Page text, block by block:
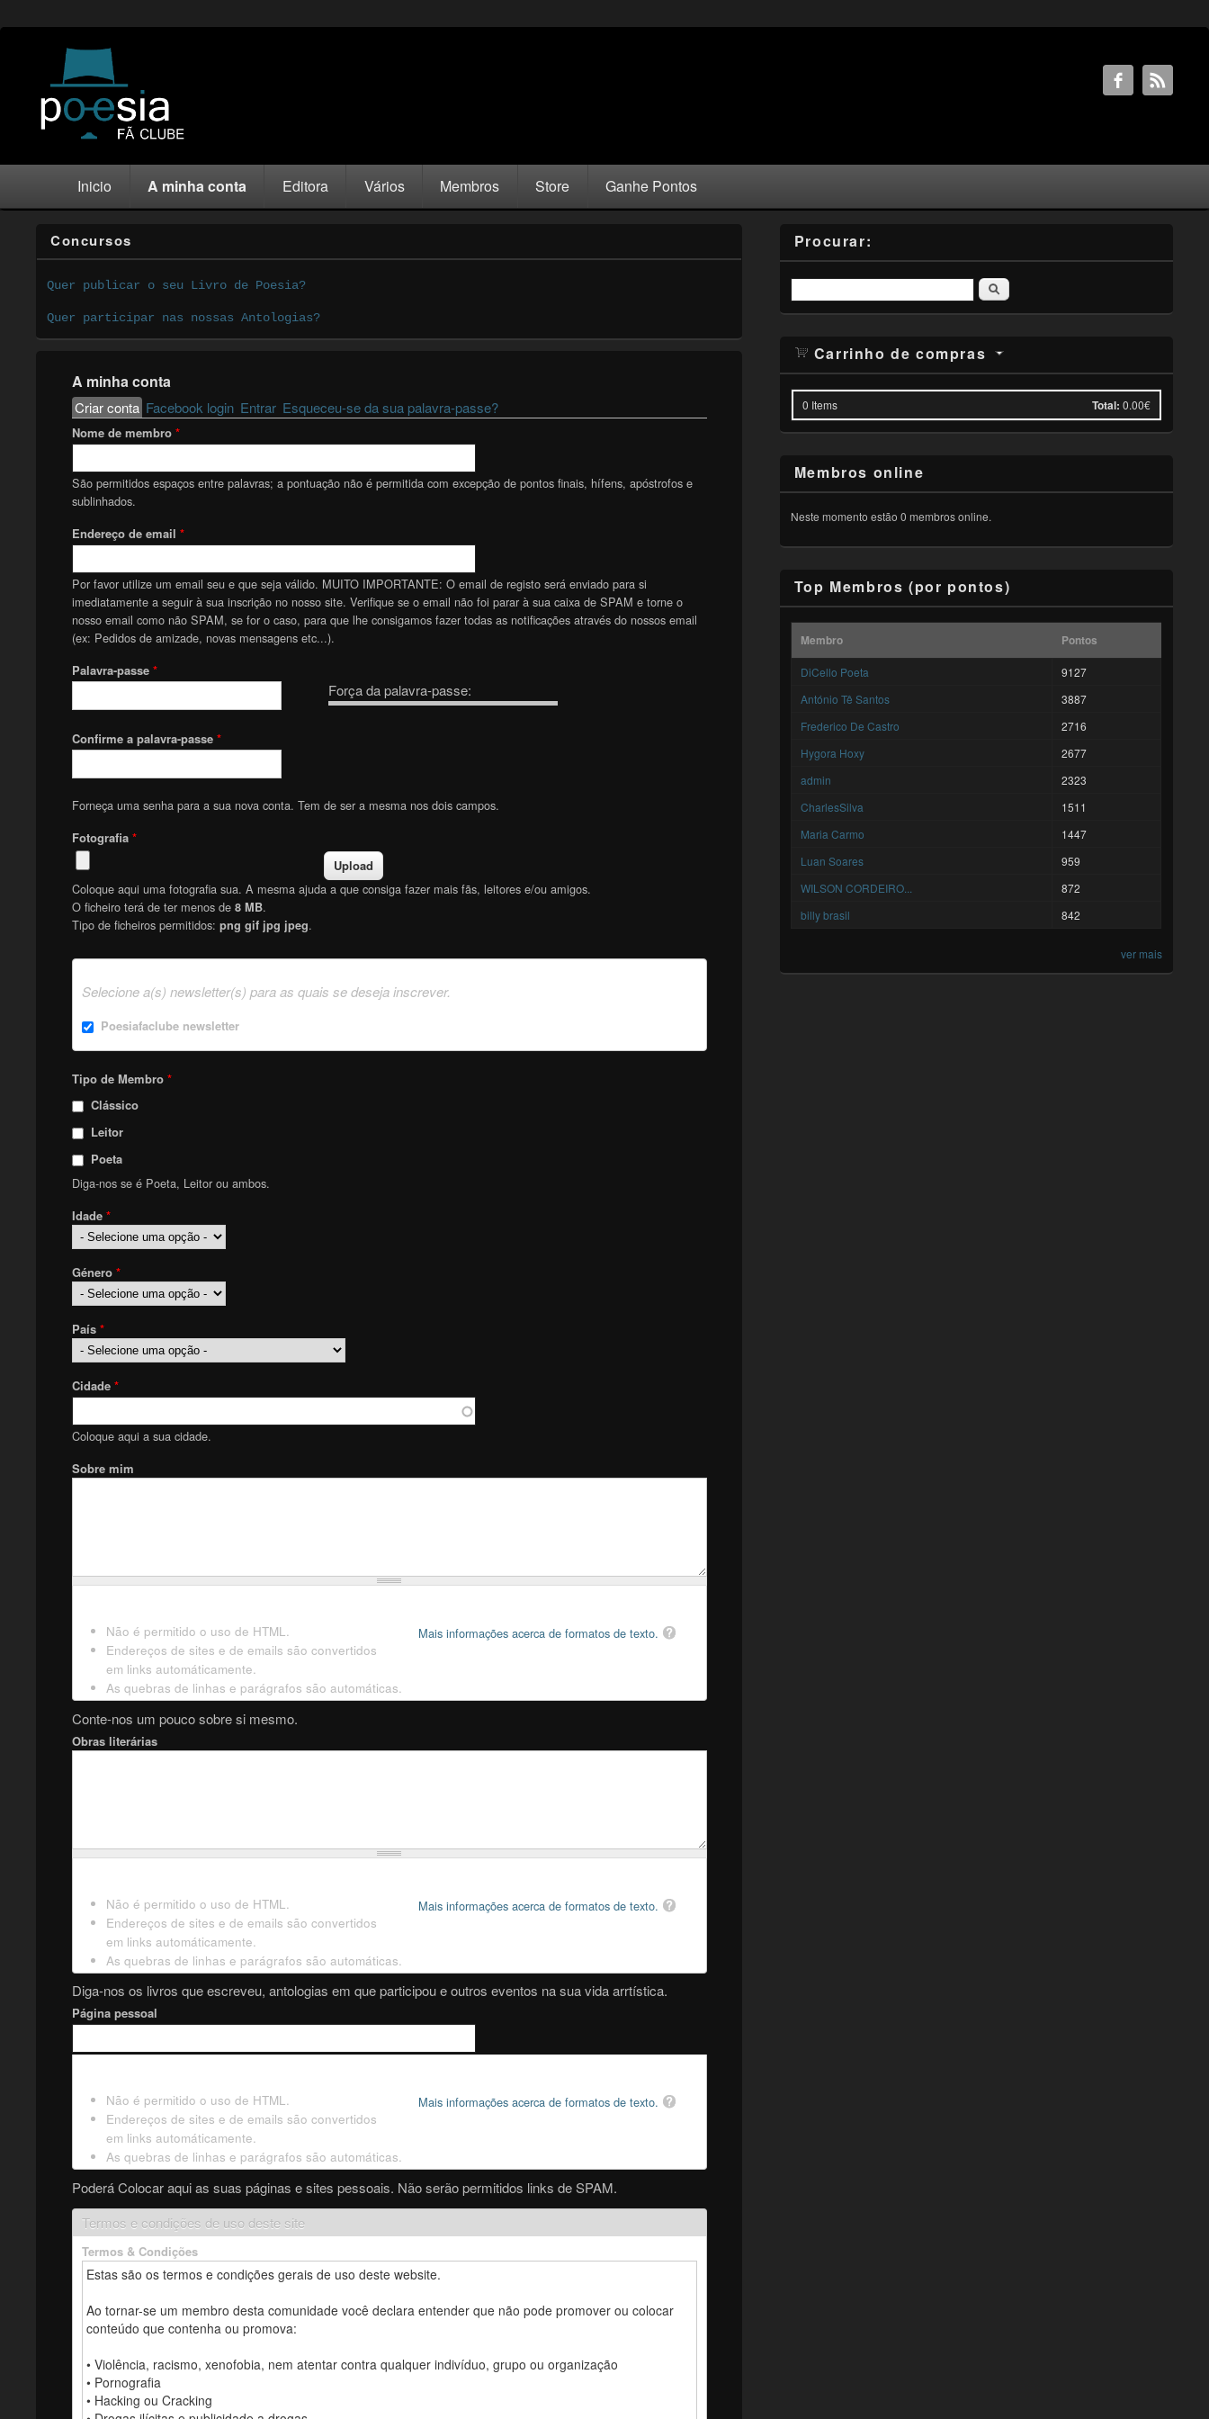
Inicio A minha conta Editora Vários Membros Store Ganhe Pontos
Concursos
Quer publicar o seu Livro de Poesia?
Quer participar nas nossas Antologias?
A minha conta
Primary tabs
Criar conta(active tab)
Facebook login Entrar Esqueceu-se da sua palavra-passe?
Nome de membro *
São permitidos espaços entre palavras; a pontuação não é permitida com excepção de pontos finais, hífens, apóstrofos e
sublinhados.
Endereço de email *
Por favor utilize um email seu e que seja válido. MUITO IMPORTANTE: O email de registo será enviado para si
imediatamente a seguir à sua inscrição no nosso site. Verifique se o email não foi parar à sua caixa de SPAM e torne o
nosso email como não SPAM, se for o caso, para que lhe consigamos fazer todas as notificações através do nossos email
(ex: Pedidos de amizade, novas mensagens etc...).
Força da palavra-passe:
Palavra-passe *
Confirme a palavra-passe *
Forneça uma senha para a sua nova conta. Tem de ser a mesma nos dois campos.
Fotografia *
Coloque aqui uma fotografia sua. A mesma ajuda a que consiga fazer mais fãs, leitores e/ou amigos.
O ficheiro terá de ter menos de 8 MB.
Tipo de ficheiros permitidos: png gif jpg jpeg.
Selecione a(s) newsletter(s) para as quais se deseja inscrever.
Poesiafaclube newsletter
Tipo de Membro *
Clássico
Leitor
Poeta
Diga-nos se é Poeta, Leitor ou ambos.
Idade *
Género *
País *
Cidade *
Coloque aqui a sua cidade.
Sobre mim
Mais informações acerca de formatos de texto.
Não é permitido o uso de HTML.
Endereços de sites e de emails são convertidos
em links automáticamente.
As quebras de linhas e parágrafos são automáticas.
Conte-nos um pouco sobre si mesmo.
Obras literárias
Mais informações acerca de formatos de texto.
Não é permitido o uso de HTML.
Endereços de sites e de emails são convertidos
em links automáticamente.
As quebras de linhas e parágrafos são automáticas.
Diga-nos os livros que escreveu, antologias em que participou e outros eventos na sua vida arrtística.
Página pessoal
Mais informações acerca de formatos de texto.
Não é permitido o uso de HTML.
Endereços de sites e de emails são convertidos
em links automáticamente.
As quebras de linhas e parágrafos são automáticas.
Poderá Colocar aqui as suas páginas e sites pessoais. Não serão permitidos links de SPAM.
Termos e condições de uso deste site
Termos & Condições
Procurar:
Pesquisar
Carrinho de compras
0 Items Total: 0.00€
Membros online
Neste momento estão 0 membros online.
Top Membros (por pontos)
Membro Pontos
DiCello Poeta
9127
António Tê Santos
3887
Frederico De Castro
2716
Hygora Hoxy
2677
admin
2323
CharlesSilva
1511
Maria Carmo
1447
Luan Soares
959
WILSON CORDEIRO...
872
billy brasil
842
ver mais